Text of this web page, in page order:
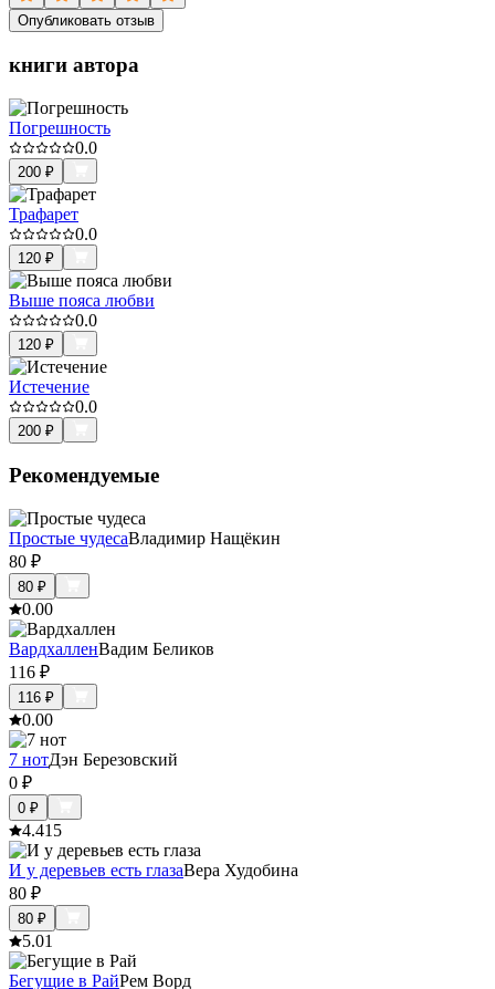
Опубликовать отзыв
книги автора
Погрешность
0.0
200 ₽
Трафарет
0.0
120 ₽
Выше пояса любви
0.0
120 ₽
Истечение
0.0
200 ₽
Рекомендуемые
Простые чудесаВладимир Нащёкин
80 ₽
80 ₽
0.00
ВардхалленВадим Беликов
116 ₽
116 ₽
0.00
7 нотДэн Березовский
0 ₽
0 ₽
4.415
И у деревьев есть глазаВера Худобина
80 ₽
80 ₽
5.01
Бегущие в РайРем Ворд